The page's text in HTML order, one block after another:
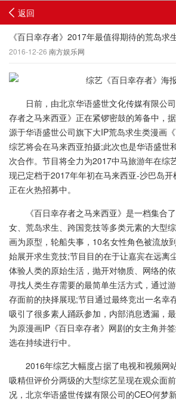
返回
《百日幸存者》2017年最值得期待的荒岛求
2016-12-26 南方娱乐网
日前，由北京华语盛世文化传媒有限公
存者之马来西亚》正在紧锣密鼓的筹备中，
源于华语盛世公司旗下大IP荒岛求生类漫画
综艺将会在马来西亚拍摄;此次也是华语盛世
次合作。节目将全力为2017中马旅游年在综
现已定档于2017年年初在马来西亚-沙巴岛
正在火热招募中。
《百日幸存者之马来西亚》是一档集合
女、荒岛求生、跨国竞技等多类元素的大型
画为原型，轮船失事，10名女性角色被流放
始展开求生竞技;节目目的在于让嘉宾在远离
体验人类的原始生活，抛开对物质、网络的
寻找人类生存需要的最简单生活方式，通过
存面前的抉择展现;节目通过最终竞出一名幸
吸引了很多素人踊跃参加，内部消息透漏，
为原漫画IP《百日幸存者》网剧的女主角并
选在持续进行中。
2016年综艺大幅度占据了电视和视频网
吸精但评价分两级的大型综艺呈现在观众面
况，北京华语盛世传媒有限公司的CEO何梦